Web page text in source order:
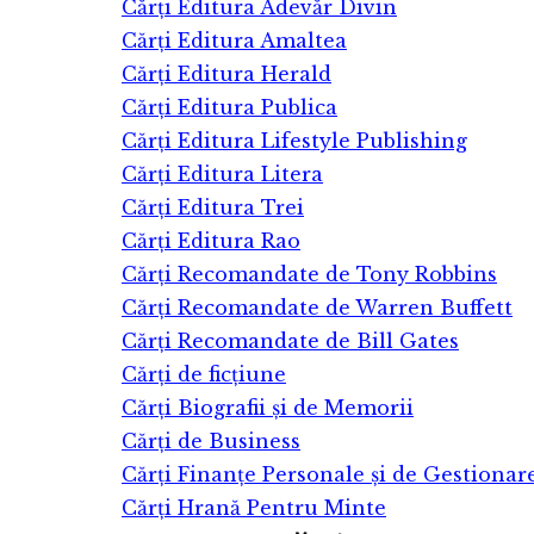
Cărți Editura Adevăr Divin
Cărți Editura Amaltea
Cărți Editura Herald
Cărți Editura Publica
Cărți Editura Lifestyle Publishing
Cărți Editura Litera
Cărți Editura Trei
Cărți Editura Rao
Cărți Recomandate de Tony Robbins
Cărți Recomandate de Warren Buffett
Cărți Recomandate de Bill Gates
Cărți de ficțiune
Cărți Biografii și de Memorii
Cărți de Business
Cărți Finanțe Personale și de
Cărți Hrană Pentru Minte